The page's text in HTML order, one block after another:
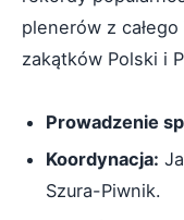
plenerów z
zakątków Polski i
Prowadzenie
Koordynacja:
Szura-Piwnik.